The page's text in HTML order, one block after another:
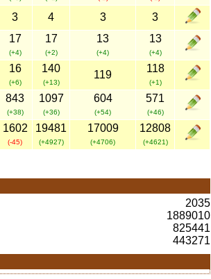
3 4 3 3
17
(+4)
17
(+2)
13
(+4)
13
(+4)
16
(+6)
140
(+13)
119
118
(+1)
843
(+38)
1097
(+36)
604
(+54)
571
(+46)
1602
(-45)
19481
(+4927)
17009
(+4706)
12808
(+4621)
2035
1889010
825441
443271